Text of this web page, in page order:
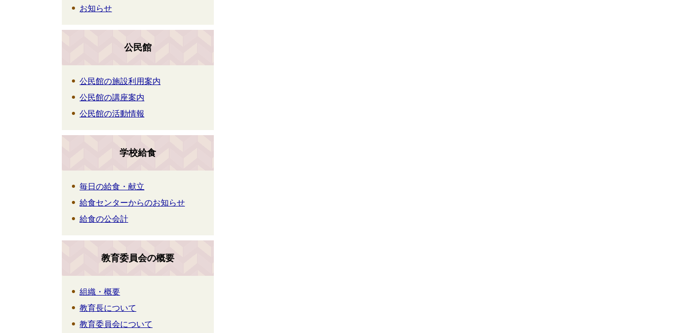
お知らせ
公民館
公民館の施設利用案内
公民館の講座案内
公民館の活動情報
学校給食
毎日の給食・献立
給食センターからのお知らせ
給食の公会計
教育委員会の概要
組織・概要
教育長について
教育委員会について